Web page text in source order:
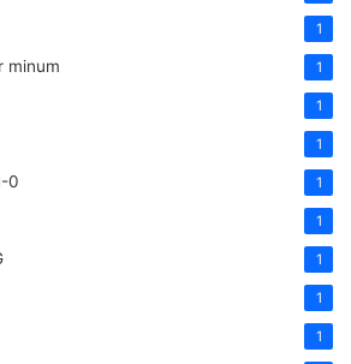
1
minum 1
1
1
0 1
1
1
1
1